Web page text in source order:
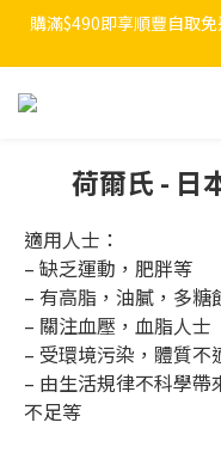
購滿$490即享順豐自取
荷爾氏 - 日
適用人士：
– 缺乏運動，肥胖等
– 有高脂，油膩，多糖
– 關注血壓，血脂人士
– 受環境污染，體質不
– 由生活規律不科學
不足等